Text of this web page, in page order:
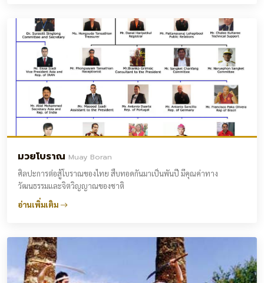
มวยโบราณ Muay Boran
ศิลปะการต่อสู้โบราณของไทย สืบทอดกันมาเป็นพันปี มีคุณค่าทาง
วัฒนธรรมและจิตวิญญาณของชาติ
อ่านเพิ่มเติม